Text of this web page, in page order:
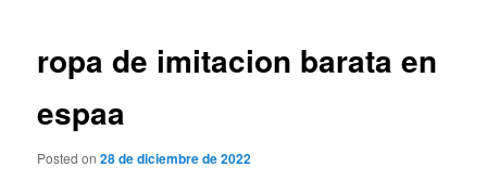
ropa de imitacion barata en
espaa
Posted on28 de diciembre de 2022